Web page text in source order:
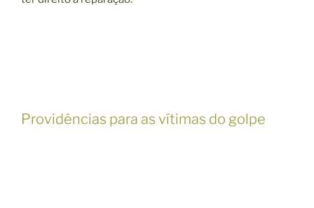
Providências para as vítimas do golpe